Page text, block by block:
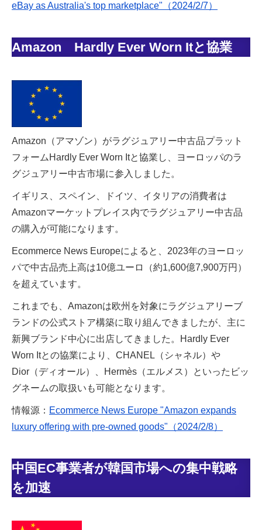
eBay as Australia's top marketplace"（2024/2/7）
Amazon Hardly Ever Worn Itと協業
Amazon（アマゾン）がラグジュアリー中古品プラット
フォームHardly Ever Worn Itと協業し、ヨーロッパのラ
グジュアリー中古市場に参入しました。
イギリス、スペイン、ドイツ、イタリアの消費者は
Amazonマーケットプレイス内でラグジュアリー中古品
の購入が可能になります。
Ecommerce News Europeによると、2023年のヨーロッ
パで中古品売上高は10億ユーロ（約1,600億7,900万円）
を超えています。
これまでも、Amazonは欧州を対象にラグジュアリーブ
ランドの公式ストア構築に取り組んできましたが、主に
新興ブランド中心に出店してきました。Hardly Ever
Worn Itとの協業により、CHANEL（シャネル）や
Dior（ディオール）、Hermès（エルメス）といったビッ
グネームの取扱いも可能となります。
情報源： Ecommerce News Europe "Amazon expands
luxury offering with pre-owned goods"（2024/2/8）
中国EC事業者が韓国市場への集中戦略
を加速